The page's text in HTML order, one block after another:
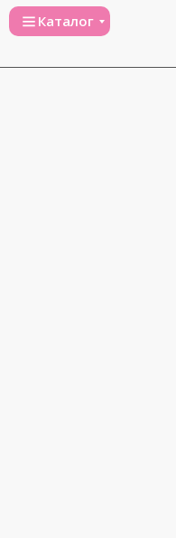
Каталог